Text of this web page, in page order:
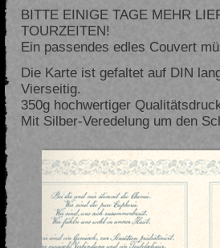
BITTE EINIGE TAGE MEHR
TOURZEITEN!
Ein passendes edles Couvert
Die Karte ist gefaltet auf DIN
Vierseitig.
350g hochwertiger
Mit Silber-Veredelung um den